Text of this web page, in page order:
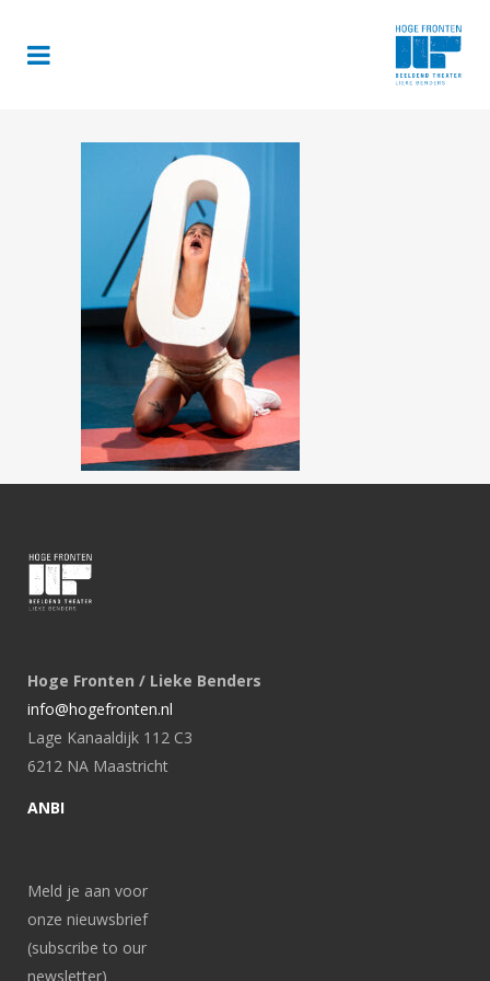
Hoge Fronten / Lieke Benders
info@hogefronten.nl
Lage Kanaaldijk 112 C3
6212 NA Maastricht
ANBI
Meld je aan voor
onze nieuwsbrief
(subscribe to our
newsletter)